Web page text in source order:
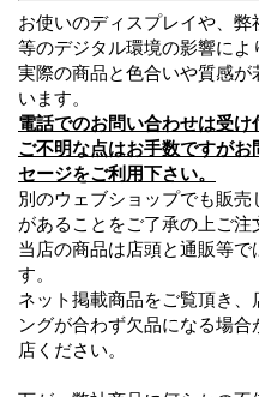
お使いのディスプレイや、
等のデジタル環境の影響によ
実際の商品と色合いや質感
います。
電話でのお問い合わせは受け
ご不明な点はお手数ですが
セージをご利用下さい。
別のウェブショップでも販
があることをご了承の上ご注
当店の商品は店頭と通販等
す。
ネット掲載商品をご覧頂き、
ングが合わず欠品になる場
店ください。